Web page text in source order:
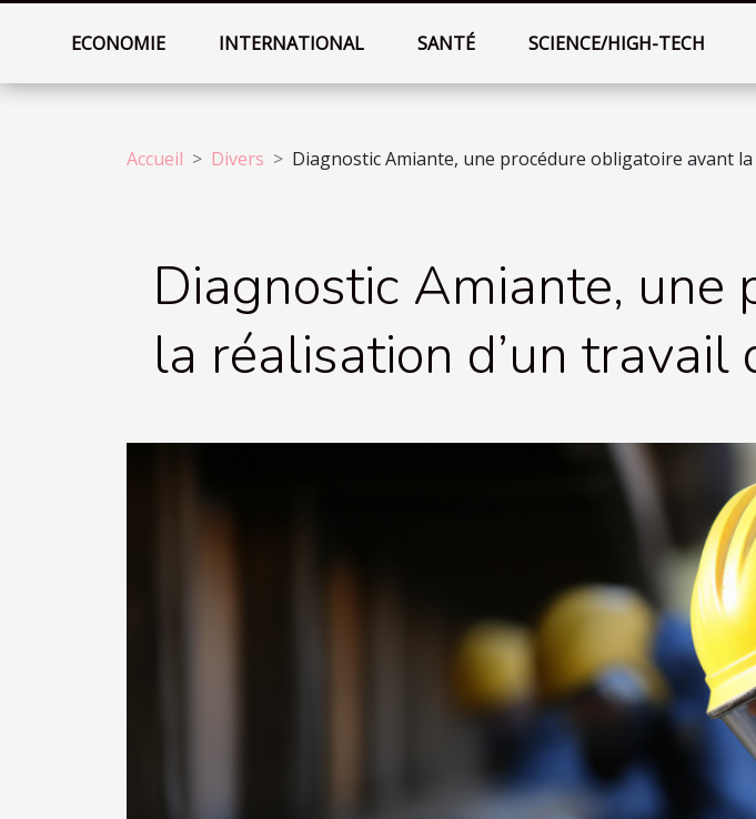
ECONOMIE INTERNATIONAL SANTÉ SCIENCE/HIGH-TECH
Accueil Divers Diagnostic Amiante, une procédure obligatoire avant
Diagnostic Amiante, une
la réalisation d’un travail